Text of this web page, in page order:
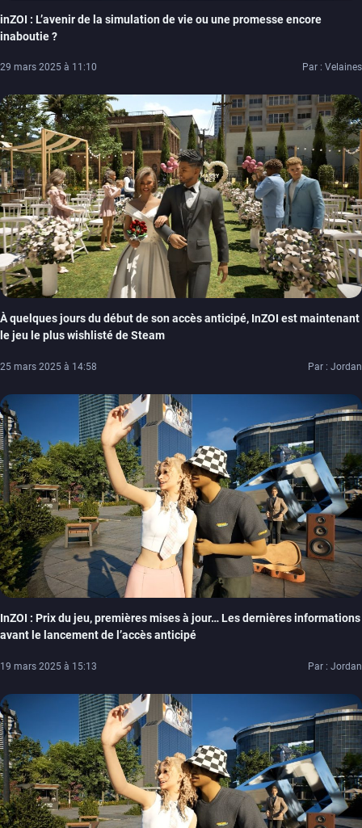
inZOI : L’avenir de la simulation de vie ou une promesse encore
inaboutie ?
29 mars 2025 à 11:10 Par : Velaines
À quelques jours du début de son accès anticipé, InZOI est maintenant
le jeu le plus wishlisté de Steam
25 mars 2025 à 14:58 Par : Jordan
InZOI : Prix du jeu, premières mises à jour… Les dernières informations
avant le lancement de l’accès anticipé
19 mars 2025 à 15:13 Par : Jordan